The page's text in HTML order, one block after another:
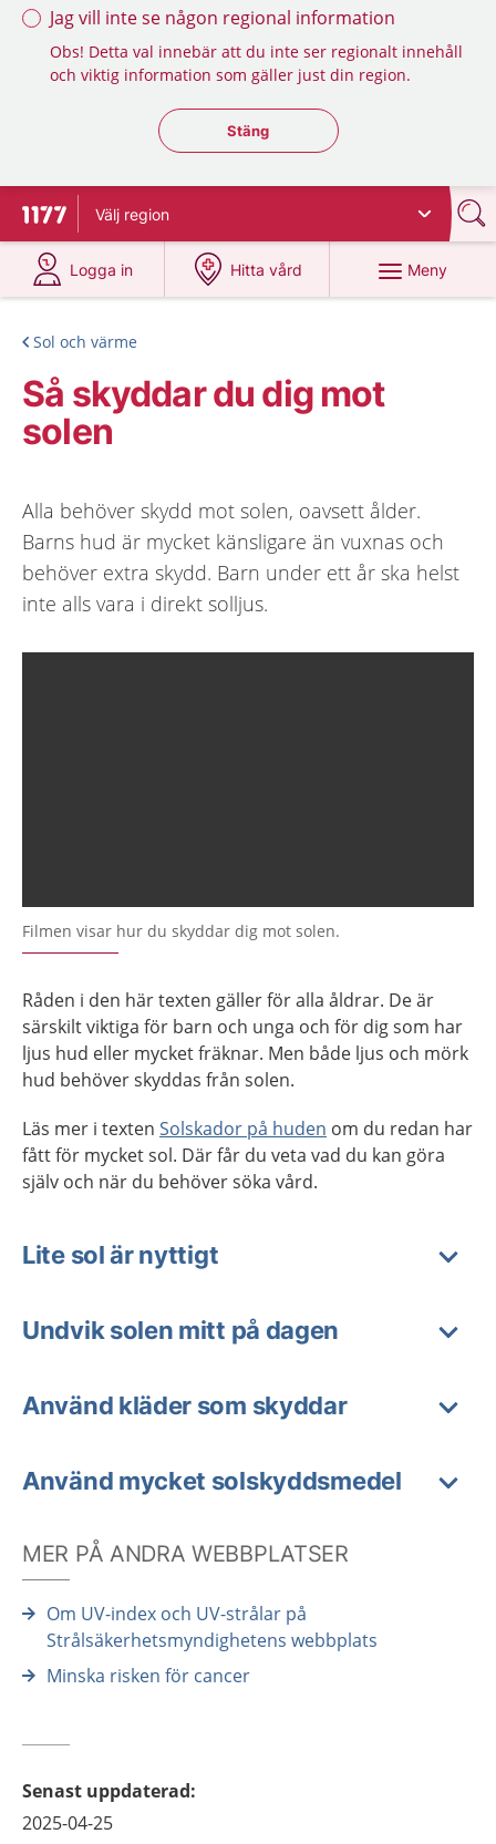
Jag vill inte se någon regional information
Obs! Detta val innebär att du inte ser regionalt innehåll
och viktig information som gäller just din region.
Stäng regionsväljaren
Stäng
Till startsidan för 1177
Välj region
Logga in
på 1177.se
Hitta vård
på 1177.se
Meny
Sol och värme
Så skyddar du dig mot
solen
Alla behöver skydd mot solen, oavsett ålder.
Barns hud är mycket känsligare än vuxnas och
behöver extra skydd. Barn under ett år ska helst
inte alls vara i direkt solljus.
Filmen visar hur du skyddar dig mot solen.
Råden i den här texten gäller för alla åldrar. De är
särskilt viktiga för barn och unga och för dig som har
ljus hud eller mycket fräknar. Men både ljus och mörk
hud behöver skyddas från solen.
Läs mer i texten Solskador på huden om du redan har
fått för mycket sol. Där får du veta vad du kan göra
själv och när du behöver söka vård.
Lite sol är nyttigt
Undvik solen mitt på dagen
Använd kläder som skyddar
Använd mycket solskyddsmedel
MER PÅ ANDRA WEBBPLATSER
Om UV-index och UV-strålar på
Strålsäkerhetsmyndighetens webbplats
Minska risken för cancer
Senast uppdaterad:
2025-04-25